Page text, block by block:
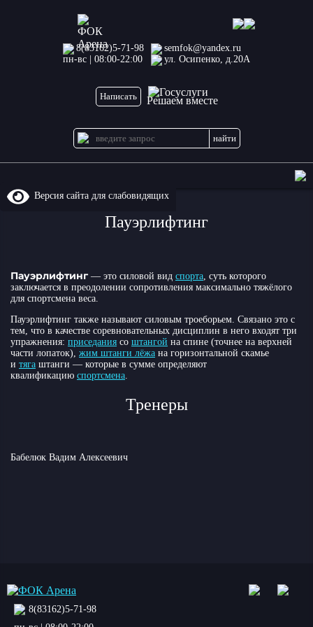
Версия сайта для слабовидящих
8(83162)5-71-98
semfok@yandex.ru
пн-вс | 08:00-22:00
ул. Осипенко, д.20А
Написать Решаем вместе
Пауэрлифтинг
Пауэрлифтинг — это силовой вид спорта , суть которого
заключается в преодолении сопротивления максимально тяжёлого
для спортсмена веса.
Пауэрлифтинг также называют силовым троеборьем. Связано это с
тем, что в качестве соревновательных дисциплин в него входят три
упражнения: приседания со штангой на спине (точнее на верхней
части лопаток), жим штанги лёжа на горизонтальной скамье
и тяга штанги — которые в сумме определяют
квалификацию спортсмена
Тренеры
Бабелюк Вадим Алексеевич
8(83162)5-71-98